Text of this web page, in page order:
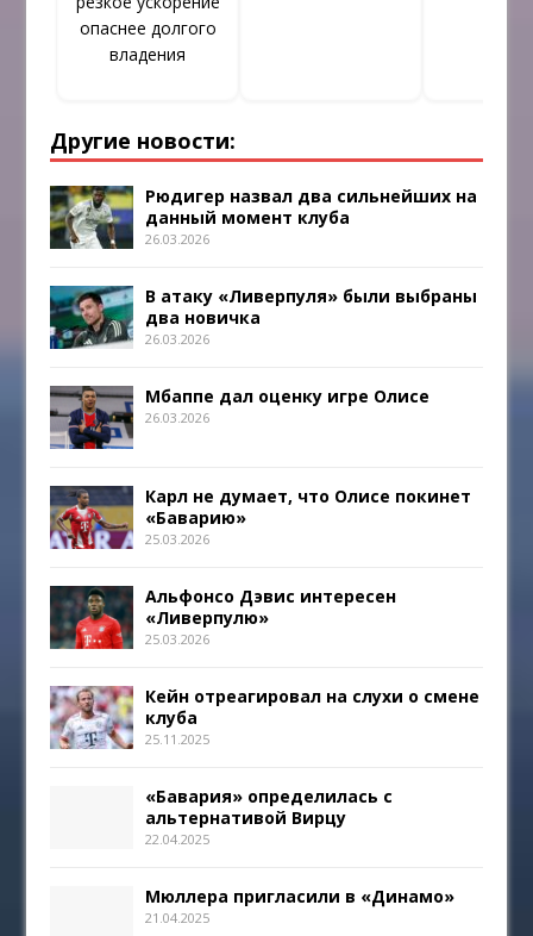
опаснее долгого
владения
Другие новости:
Рюдигер назвал два сильнейших на
данный момент клуба
26.03.2026
В атаку «Ливерпуля» были выбраны
два новичка
26.03.2026
Мбаппе дал оценку игре Олисе
26.03.2026
Карл не думает, что Олисе покинет
«Баварию»
25.03.2026
Альфонсо Дэвис интересен
«Ливерпулю»
25.03.2026
Кейн отреагировал на слухи о смене
клуба
25.11.2025
«Бавария» определилась с
альтернативой Вирцу
22.04.2025
Мюллера пригласили в «Динамо»
21.04.2025